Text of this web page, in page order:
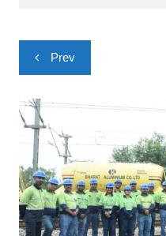
Post
navigation
Prev